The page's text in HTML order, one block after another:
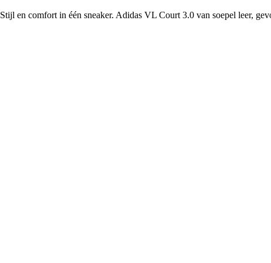
Stijl en comfort in één sneaker. Adidas VL Court 3.0 van soepel leer,